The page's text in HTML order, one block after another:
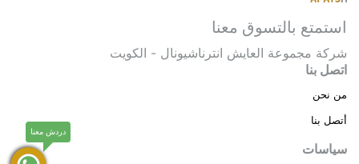
استمتع بالتسوق معنا
شركة مجموعة العايش انترناشيونال - الكويت
اتصل بنا
من نحن
أتصل بنا
سياسات
دردش معنا